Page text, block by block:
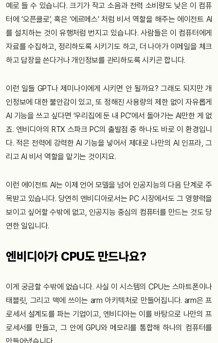
예로 들 수 있습니다. 크기가 작고 소음과 전력 소비량도 낮은 이 컴퓨
터에 ‘오픈클로’, 혹은 ‘에르메스’ 처럼 비서 역할을 해주는 에이전트 AI
를 설치하는 것이 유행처럼 번지고 있습니다. 사람들은 이 컴퓨터에게
자료를 수집하고, 정리하도록 시키기도 하고, 더 나아가 이메일을 체크
하고 답장을 쓴다거나 개인정보를 관리하도록 시키곤 합니다.
이런 일들 GPT나 제미나이에게 시키면 안 될까요? 그래도 되지만 개
인정보에 대한 불안감이 있고, 또 정해진 사용량의 제한 없이 자유롭게
AI 기능을 쓰고 싶다면 ‘우리집에 둔 내 PC’에서 돌아가는 AI만한 게 없
죠. 엔비디아의 RTX 스파크 PC의 출발점 중 하나도 바로 이 환경입니
다. 적은 전력에 강력한 AI 기능을 넣어서 제대로 나만의 AI 인프라, 그
리고 AI 비서 역할을 맡기는 것이지요.
이런 에이전트 AI는 이제 언어 모델을 넘어 인공지능의 다음 단계로 주
목받고 있습니다. 당연히 엔비디아로서는 PC 시장에서도 그 영향력을
보이고 싶어할 수밖에 없고, 인공지능 중심의 컴퓨터를 만드는 것도 당
연한 일입니다.
엔비디아가 CPU도 만드나요?
이게 궁금할 수밖에 없습니다. 사실 이 시스템의 CPU는 스마트폰이나
태블릿, 그리고 맥에 쓰이는 arm 아키텍처로 만들어집니다. arm은 프
로세서 설계도를 파는 기업이고, 엔비디아는 이를 바탕으로 나만의 프
로세서를 만들고, 그 안에 GPU와 메모리를 통합해 하나의 컴퓨터를